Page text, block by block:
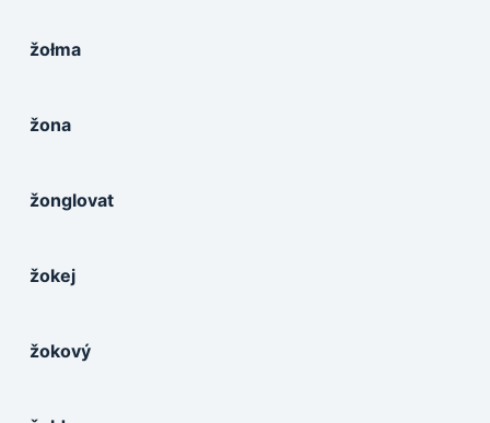
žołma
žona
žonglovat
žokej
žokový